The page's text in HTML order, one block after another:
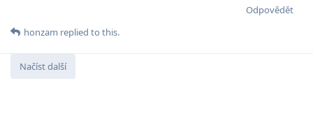
Odpovědět
honzam replied to this.
Načíst další